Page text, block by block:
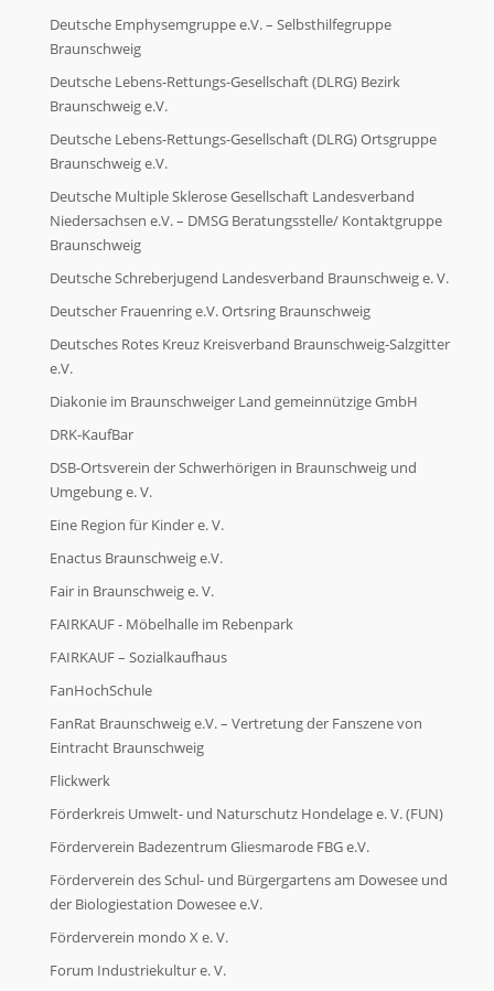
Deutsche Emphysemgruppe e.V. – Selbsthilfegruppe
Braunschweig
Deutsche Lebens-Rettungs-Gesellschaft (DLRG) Bezirk
Braunschweig e.V.
Deutsche Lebens-Rettungs-Gesellschaft (DLRG) Ortsgruppe
Braunschweig e.V.
Deutsche Multiple Sklerose Gesellschaft Landesverband
Niedersachsen e.V. – DMSG Beratungsstelle/ Kontaktgruppe
Braunschweig
Deutsche Schreberjugend Landesverband Braunschweig e. V.
Deutscher Frauenring e.V. Ortsring Braunschweig
Deutsches Rotes Kreuz Kreisverband Braunschweig-Salzgitter
e.V.
Diakonie im Braunschweiger Land gemeinnützige GmbH
DRK-KaufBar
DSB-Ortsverein der Schwerhörigen in Braunschweig und
Umgebung e. V.
Eine Region für Kinder e. V.
Enactus Braunschweig e.V.
Fair in Braunschweig e. V.
FAIRKAUF - Möbelhalle im Rebenpark
FAIRKAUF – Sozialkaufhaus
FanHochSchule
FanRat Braunschweig e.V. – Vertretung der Fanszene von
Eintracht Braunschweig
Flickwerk
Förderkreis Umwelt- und Naturschutz Hondelage e. V. (FUN)
Förderverein Badezentrum Gliesmarode FBG e.V.
Förderverein des Schul- und Bürgergartens am Dowesee und
der Biologiestation Dowesee e.V.
Förderverein mondo X e. V.
Forum Industriekultur e. V.